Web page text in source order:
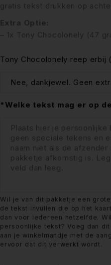
gratis tekst drukken op
Extra Optie:
– 1x Tony Chocolonely (47
Tony Chocolonely reep erbij
*Welke tekst mag er op
Wil je van dit pakketje een
de tekst invullen die op het
dan voor iedereen hetzelfde.
persoonlijke tekst? Voeg dan
aan je winkelmandje met de
ervoor dat dit verwerkt wordt.